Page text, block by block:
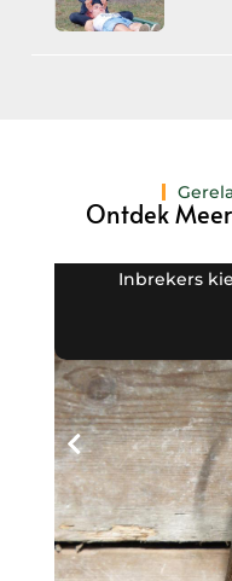
Ontdek
Inbrekers